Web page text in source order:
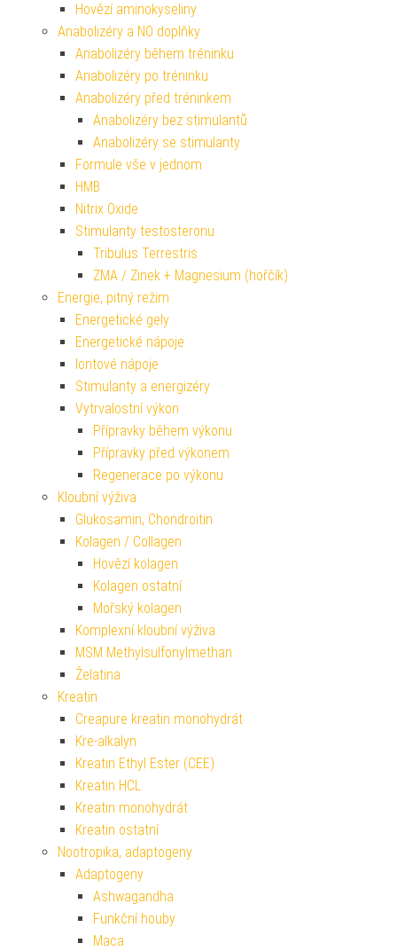
Hovězí aminokyseliny
Anabolizéry a NO doplňky
Anabolizéry během tréninku
Anabolizéry po tréninku
Anabolizéry před tréninkem
Anabolizéry bez stimulantů
Anabolizéry se stimulanty
Formule vše v jednom
HMB
Nitrix Oxide
Stimulanty testosteronu
Tribulus Terrestris
ZMA / Zinek + Magnesium (hořčík)
Energie, pitný režim
Energetické gely
Energetické nápoje
Iontové nápoje
Stimulanty a energizéry
Vytrvalostní výkon
Přípravky během výkonu
Přípravky před výkonem
Regenerace po výkonu
Kloubní výživa
Glukosamin, Chondroitin
Kolagen / Collagen
Hovězí kolagen
Kolagen ostatní
Mořský kolagen
Komplexní kloubní výživa
MSM Methylsulfonylmethan
Želatina
Kreatin
Creapure kreatin monohydrát
Kre-alkalyn
Kreatin Ethyl Ester (CEE)
Kreatin HCL
Kreatin monohydrát
Kreatin ostatní
Nootropika, adaptogeny
Adaptogeny
Ashwagandha
Funkční houby
Maca